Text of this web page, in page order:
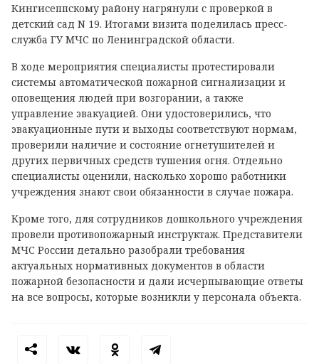
Кингисеппскому району нагрянули с проверкой в
детский сад N 19. Итогами визита поделилась пресс-
служба ГУ МЧС по Ленинградской области.
В ходе мероприятия специалисты протестировали
системы автоматической пожарной сигнализации и
оповещения людей при возгорании, а также
управление эвакуацией. Они удостоверились, что
эвакуационные пути и выходы соответствуют нормам,
проверили наличие и состояние огнетушителей и
других первичных средств тушения огня. Отдельно
специалисты оценили, насколько хорошо работники
учреждения знают свои обязанности в случае пожара.
Кроме того, для сотрудников дошкольного учреждения
провели противопожарный инструктаж. Представители
МЧС России детально разобрали требования
актуальных нормативных документов в области
пожарной безопасности и дали исчерпывающие ответы
на все вопросы, которые возникли у персонала объекта.